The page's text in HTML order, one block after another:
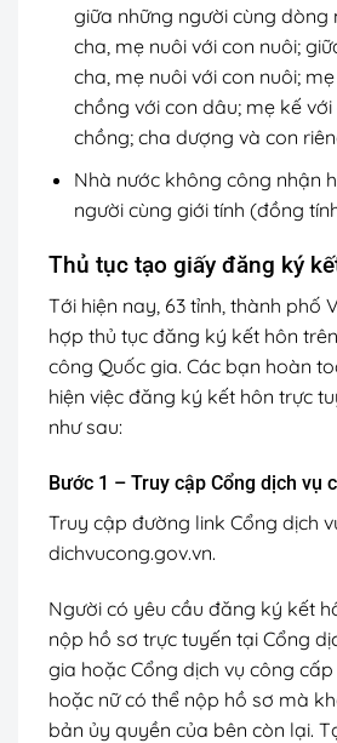
giữa những người cùng dòng
cha, mẹ nuôi với con nuôi;
cha, mẹ nuôi với con nuôi;
chồng với con dâu; mẹ kế
chồng; cha dượng và con
Nhà nước không công nhận
người cùng giới tính (đồng
Thủ tục tạo giấy đăng ký
Tới hiện nay, 63 tỉnh, thành phố
hợp thủ tục đăng ký kết hôn
công Quốc gia. Các bạn hoàn
hiện việc đăng ký kết hôn trực
như sau:
Bước 1 – Truy cập Cổng dịch vụ
Truy cập đường link Cổng dịch
dichvucong.gov.vn.
Người có yêu cầu đăng ký kết
nộp hồ sơ trực tuyến tại Cổng
gia hoặc Cổng dịch vụ công cấp
hoặc nữ có thể nộp hồ sơ mà
bản ủy quyền của bên còn lại.